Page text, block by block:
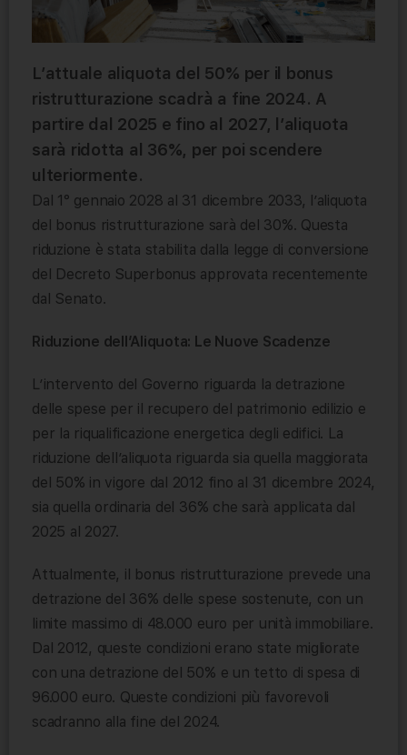
L’attuale aliquota del 50% per il bonus
ristrutturazione scadrà a fine 2024. A
partire dal 2025 e fino al 2027, l’aliquota
sarà ridotta al 36%, per poi scendere
ulteriormente.
Dal 1° gennaio 2028 al 31 dicembre 2033, l’aliquota
del bonus ristrutturazione sarà del 30%. Questa
riduzione è stata stabilita dalla legge di conversione
del Decreto Superbonus approvata recentemente
dal Senato.
Riduzione dell’Aliquota: Le Nuove Scadenze
L’intervento del Governo riguarda la detrazione
delle spese per il recupero del patrimonio edilizio e
per la riqualificazione energetica degli edifici. La
riduzione dell’aliquota riguarda sia quella maggiorata
del 50% in vigore dal 2012 fino al 31 dicembre 2024,
sia quella ordinaria del 36% che sarà applicata dal
2025 al 2027.
Attualmente, il bonus ristrutturazione prevede una
detrazione del 36% delle spese sostenute, con un
limite massimo di 48.000 euro per unità immobiliare.
Dal 2012, queste condizioni erano state migliorate
con una detrazione del 50% e un tetto di spesa di
96.000 euro. Queste condizioni più favorevoli
scadranno alla fine del 2024.